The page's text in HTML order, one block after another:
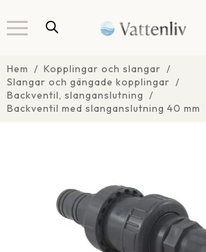
Hem
Kopplingar och slangar
Slangar och gängade kopplingar
Backventil, slanganslutning
Backventil med slanganslutning 40 mm